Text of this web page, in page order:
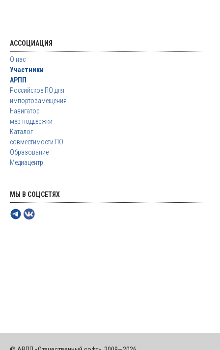
АССОЦИАЦИЯ
О нас
Участники
АРПП
Российское ПО для
импортозамещения
Навигатор
мер поддержки
Каталог
совместимости ПО
Образование
Медиацентр
МЫ В СОЦСЕТЯХ